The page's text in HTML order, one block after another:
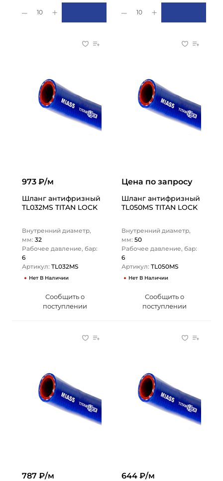
10 10
973 ₽/м
Шланг антифризный
TL032MS TITAN LOCK
Внутренний диаметр,
мм: 32
Рабочее давление, бар:
6
Артикул: TL032MS
Нет В Наличии
Сообщить о
поступлении
Цена по запросу
Шланг антифризный
TL050MS TITAN LOCK
Внутренний диаметр,
мм: 50
Рабочее давление, бар:
6
Артикул: TL050MS
Нет В Наличии
Сообщить о
поступлении
787 ₽/м 644 ₽/м